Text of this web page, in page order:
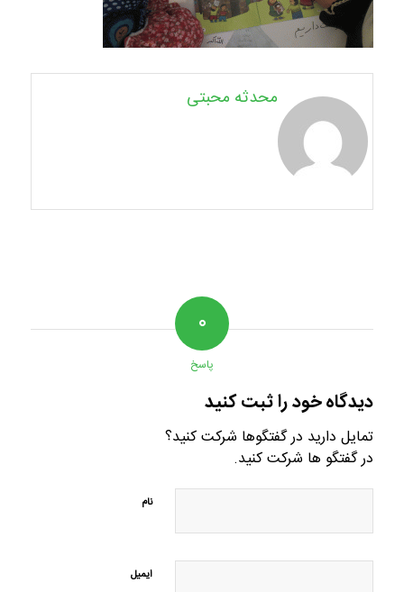
محدثه محبتی
۰
پاسخ
دیدگاه خود را ثبت کنید
تمایل دارید در گفتگوها شرکت کنید؟
در گفتگو ها شرکت کنید.
نام
ایمیل